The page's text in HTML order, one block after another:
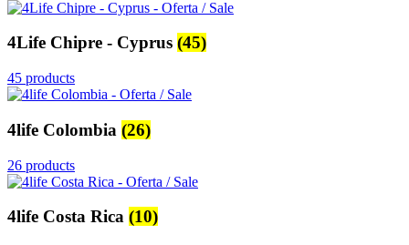
4Life Chipre - Cyprus (45)
45 products
4life Colombia (26)
26 products
4life Costa Rica (10)